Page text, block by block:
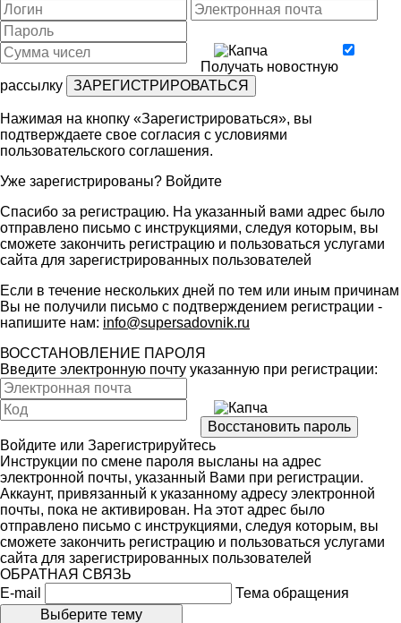
Получать новостную
рассылку
Нажимая на кнопку «Зарегистрироваться», вы
подтверждаете свое согласия с условиями
пользовательского соглашения.
Уже зарегистрированы? Войдите
Спасибо за регистрацию. На указанный вами адрес было
отправлено письмо с инструкциями, следуя которым, вы
сможете закончить регистрацию и пользоваться услугами
сайта для зарегистрированных пользователей
Если в течение нескольких дней по тем или иным причинам
Вы не получили письмо с подтверждением регистрации -
напишите нам: info@supersadovnik.ru
ВОССТАНОВЛЕНИЕ ПАРОЛЯ
Введите электронную почту указанную при регистрации:
Войдите или Зарегистрируйтесь
Инструкции по смене пароля высланы на адрес
электронной почты, указанный Вами при регистрации.
Аккаунт, привязанный к указанному адресу электронной
почты, пока не активирован. На этот адрес было
отправлено письмо с инструкциями, следуя которым, вы
сможете закончить регистрацию и пользоваться услугами
сайта для зарегистрированных пользователей
ОБРАТНАЯ СВЯЗЬ
E-mail
Тема обращения
Выберите тему